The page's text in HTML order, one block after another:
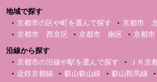
地域で探す
京都市の区や町を選んで探す
京都市
京都市 西京区
京都市 南区 京都
沿線から探す
京都市の沿線や駅を選んで探す
ＪＲ京
近鉄京都線
叡山叡山線 叡山鞍馬線